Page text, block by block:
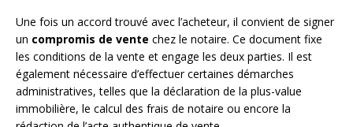
Une fois un accord trouvé avec l’acheteur, il convient de signer
un compromis de vente chez le notaire. Ce document fixe
les conditions de la vente et engage les deux parties. Il est
également nécessaire d’effectuer certaines démarches
administratives, telles que la déclaration de la plus-value
immobilière, le calcul des frais de notaire ou encore la